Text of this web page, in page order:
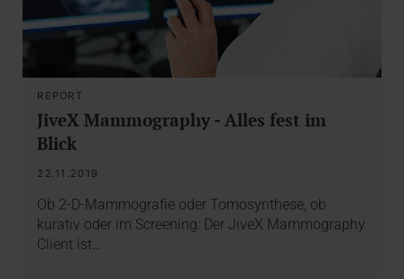
REPORT
JiveX Mammography - Alles fest im
Blick
22.11.2019
Ob 2-D-Mammografie oder Tomosynthese, ob
kurativ oder im Screening: Der JiveX Mammography
Client ist…